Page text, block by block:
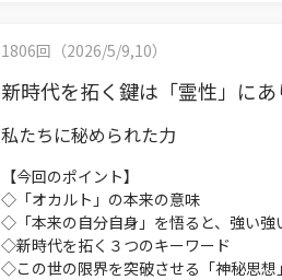
1806回（2026/5/9,10）
新時代を拓く鍵は「霊性」にあ
私たちに秘められた力
【今回のポイント】
◇「オカルト」の本来の意味
◇「本来の自分自身」を悟ると、強い強
◇新時代を拓く３つのキーワード
◇この世の限界を突破させる「神秘思想」